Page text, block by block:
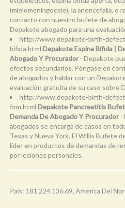
(mielomeningocele), la anencefalia, o
contacto con nuestro bufete de
Depakote abogado para una
http://www.depakote-birth-
bifida.html Depakote Espina Bífida |
Abogado Y Procurador- Depakote
efectos secundarios. Póngase en
de abogados y hablar con un
evaluación gratuita de su caso sobre
http://www.depakote-birth-
firm.html Depakote Pancreatitis
Demanda De Abogado Y Procurador-
abogados se encarga de casos en
Texas y Nueva York. El Willis Bufete
líder en productos de demandas de
por lesiones personales.
País: 181.224.136.69, América Del